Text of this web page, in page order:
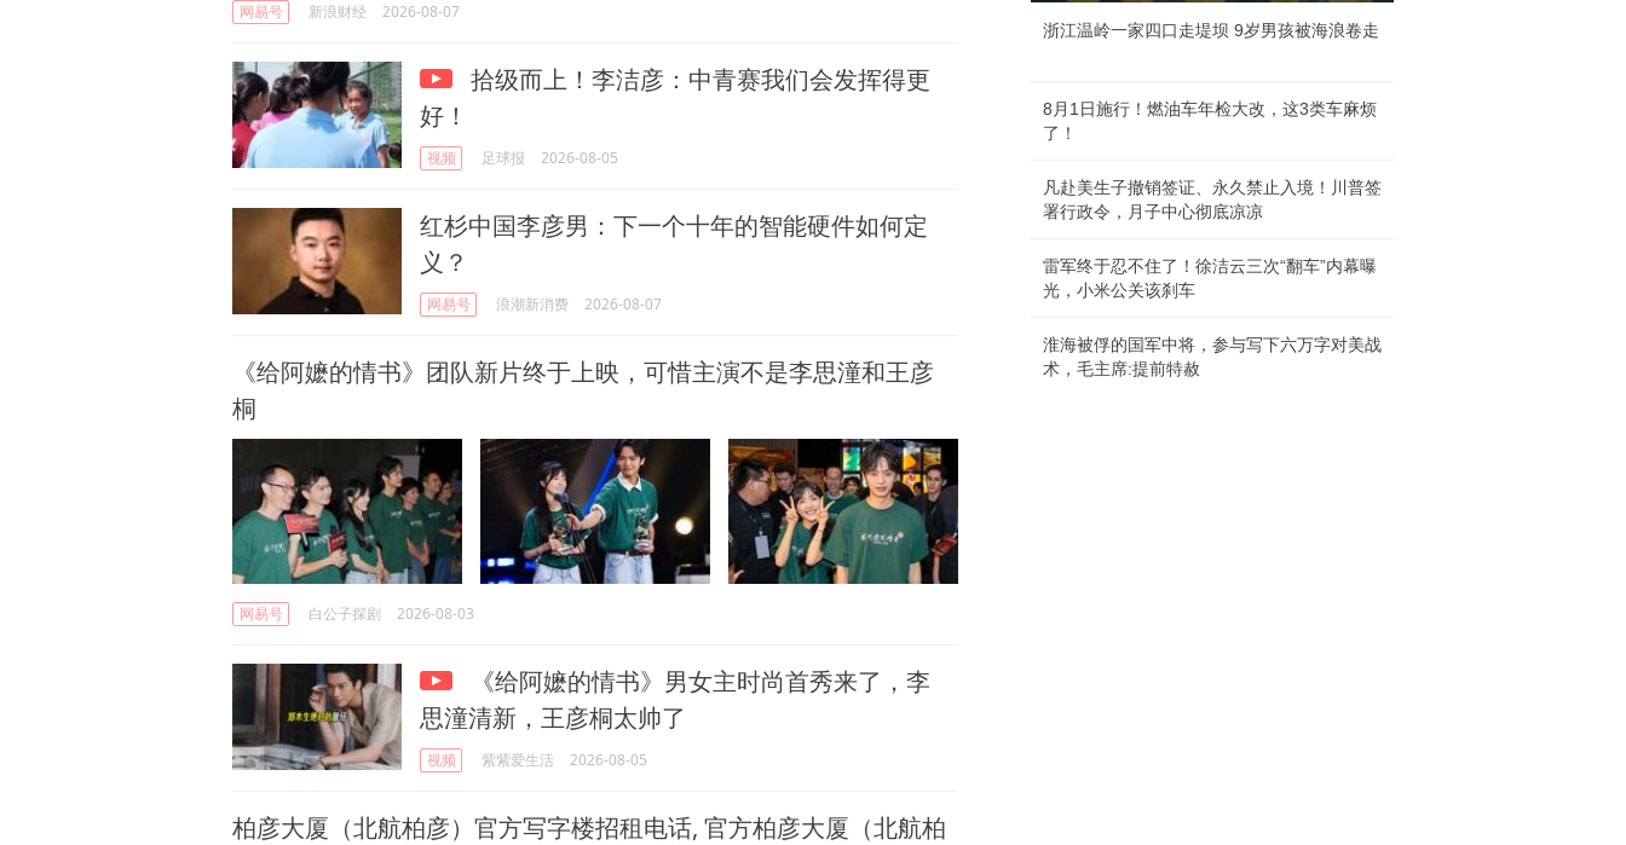
网易号 新浪财经 2026-08-07
拾级而上！李洁彦：中青赛我们会发挥得更
好！
视频 足球报 2026-08-05
红杉中国李彦男：下一个十年的智能硬件如何定
义？
网易号 浪潮新消费 2026-08-07
《给阿嬷的情书》团队新片终于上映，可惜主演不是李思潼和王彦
桐
网易号 白公子探剧 2026-08-03
《给阿嬷的情书》男女主时尚首秀来了，李
思潼清新，王彦桐太帅了
视频 紫紫爱生活 2026-08-05
柏彦大厦（北航柏彦）官方写字楼招租电话, 官方柏彦大厦（北航柏
3浙江温岭一家四口走堤坝 9岁男孩被海浪卷走
8月1日施行！燃油车年检大改，这3类车麻烦
了！
凡赴美生子撤销签证、永久禁止入境！川普签
署行政令，月子中心彻底凉凉
雷军终于忍不住了！徐洁云三次“翻车”内幕曝
光，小米公关该刹车
淮海被俘的国军中将，参与写下六万字对美战
术，毛主席:提前特赦